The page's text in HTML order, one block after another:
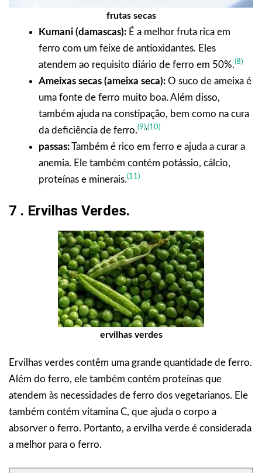
frutas secas
Kumani (damascas): É a melhor fruta rica em
ferro com um feixe de antioxidantes. Eles
atendem ao requisito diário de ferro em 50%.(8)
Ameixas secas (ameixa seca): O suco de ameixa é
uma fonte de ferro muito boa. Além disso,
também ajuda na constipação, bem como na cura
da deficiência de ferro.(9),(10)
passas:Também é rico em ferro e ajuda a curar a
anemia. Ele também contém potássio, cálcio,
proteínas e minerais.(11)
7 . Ervilhas Verdes.
ervilhas verdes
Ervilhas verdes contêm uma grande quantidade de ferro.
Além do ferro, ele também contém proteínas que
atendem às necessidades de ferro dos vegetarianos. Ele
também contém vitamina C, que ajuda o corpo a
absorver o ferro. Portanto, a ervilha verde é considerada
a melhor para o ferro.